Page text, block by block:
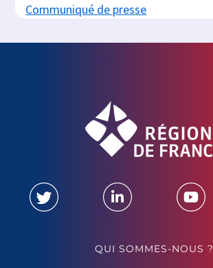
Communiqué de presse
QUI SOMMES-NOUS ?